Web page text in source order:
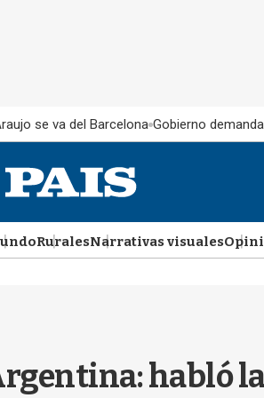
se va del Barcelona Gobierno
RuralesNarrativas visuales
habló